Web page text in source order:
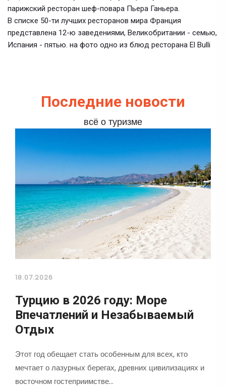
парижский ресторан шеф-повара Пьера Ганьера.
В списке 50-ти лучших ресторанов мира Франция
представлена 12-ю заведениями, Великобритании - семью,
Испания - пятью. на фото одно из блюд ресторана El Bulli
Последние новости
всё о туризме
18.07.2026
Турцию в 2026 году: Море
Впечатлений и Незабываемый
Отдых
Этот год обещает стать особенным для всех, кто
мечтает о лазурных берегах, древних цивилизациях и
восточном гостеприимстве…